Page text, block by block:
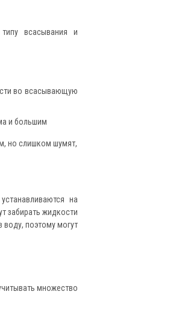
всасывания и
во всасывающую
и большим
но слишком шумят,
на
забирать жидкости
воду, поэтому могут
множество